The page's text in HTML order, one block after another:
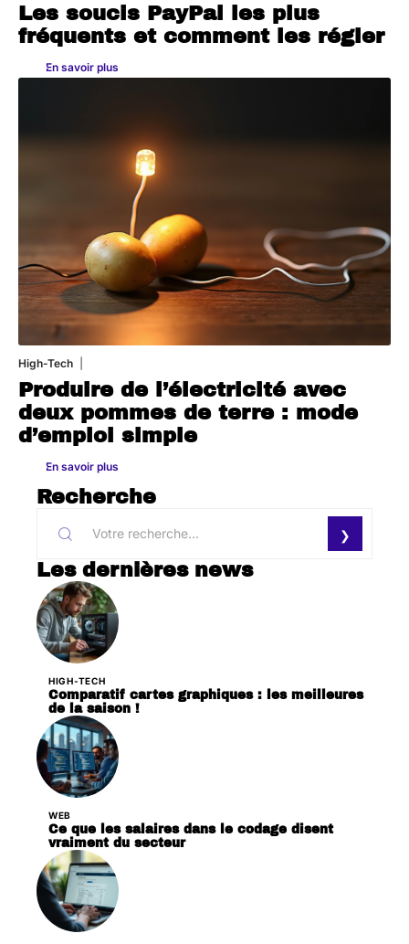
Les soucis PayPal les plus
fréquents et comment les régler
En savoir plus
High-Tech
Produire de l’électricité avec
deux pommes de terre : mode
d’emploi simple
En savoir plus
Recherche
Les dernières news
HIGH-TECH
Comparatif cartes graphiques : les meilleures
de la saison !
WEB
Ce que les salaires dans le codage disent
vraiment du secteur